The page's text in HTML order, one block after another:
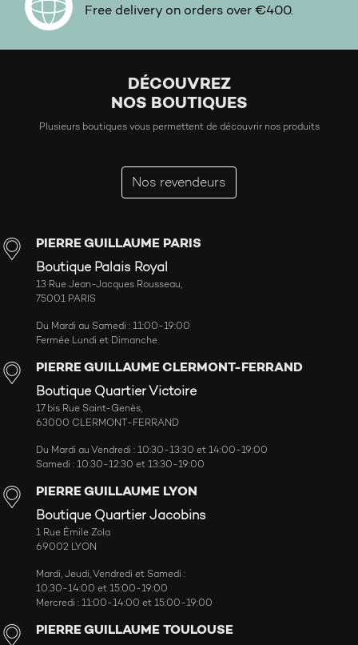
Free delivery on orders over €400.
DÉCOUVREZ
NOS BOUTIQUES
Plusieurs boutiques vous permettent de découvrir nos produits
Nos revendeurs
PIERRE GUILLAUME PARIS
Boutique Palais Royal
13 Rue Jean-Jacques Rousseau,
75001 PARIS
Du Mardi au Samedi : 11:00-19:00
Fermée Lundi et Dimanche
PIERRE GUILLAUME CLERMONT-FERRAND
Boutique Quartier Victoire
17 bis Rue Saint-Genès,
63000 CLERMONT-FERRAND
Du Mardi au Vendredi : 10:30-13:30 et 14:00-19:00
Samedi : 10:30-12:30 et 13:30-19:00
PIERRE GUILLAUME LYON
Boutique Quartier Jacobins
1 Rue Émile Zola
69002 LYON
Mardi, Jeudi, Vendredi et Samedi :
10:30-14:00 et 15:00-19:00
Mercredi : 11:00-14:00 et 15:00-19:00
PIERRE GUILLAUME TOULOUSE